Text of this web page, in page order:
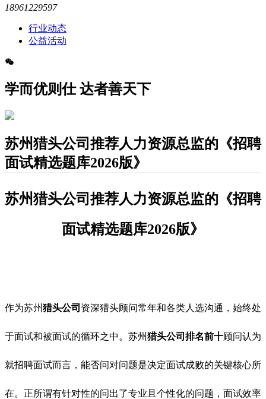
18961229597
行业动态
公益活动
学而优则仕 达者善天下
苏州猎头公司推荐人力资源总监的《招聘
面试精选题库2026版》
苏州猎头公司推荐人力资源总监的 《招聘
面试精选题库2026版》
作为苏州猎头公司 资深猎头顾问常年和各类人选沟通，始终处
于面试和被面试的循环之中。苏州猎头公司排名前十顾问认为
就招聘面试而言，能否问对问题是决定面试成败的关键核心所
在。正所谓有针对性的问出了专业且个性化的问题，面试效率